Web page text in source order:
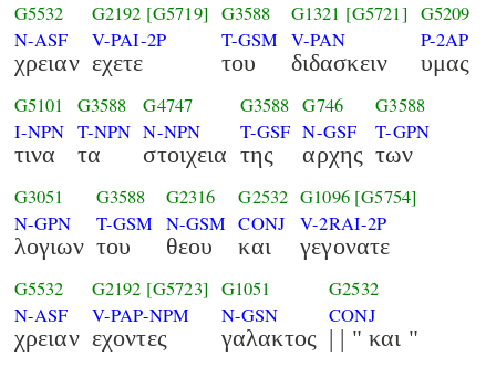
G5532
N-ASF
χρειαν
G2192 [G5719]
V-PAI-2P
εχετε
G3588
T-GSM
του
G1321 [G5721]
V-PAN
διδασκειν
G5209
P-2AP
υμας
G5101
I-NPN
τινα
G3588
T-NPN
τα
G4747
N-NPN
στοιχεια
G3588
T-GSF
της
G746
N-GSF
αρχης
G3588
T-GPN
των
G3051
N-GPN
λογιων
G3588
T-GSM
του
G2316
N-GSM
θεου
G2532
CONJ
και
G1096 [G5754]
V-2RAI-2P
γεγονατε
G5532
N-ASF
χρειαν
G2192 [G5723]
V-PAP-NPM
εχοντες
G1051
N-GSN
γαλακτος
G2532
CONJ
| | " και "